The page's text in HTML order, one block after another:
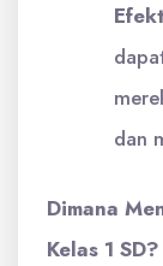
dan
Dimana
Kelas 1 SD?